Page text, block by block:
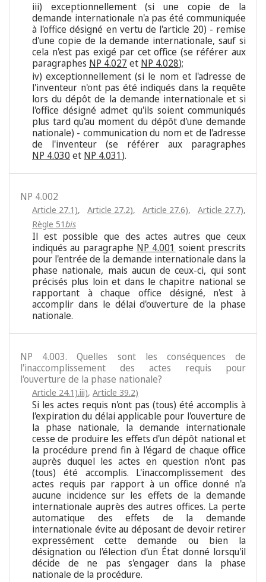
iii) exceptionnellement (si une copie de la
demande internationale n'a pas été communiquée
à l'office désigné en vertu de l'article 20) - remise
d'une copie de la demande internationale, sauf si
cela n'est pas exigé par cet office (se référer aux
paragraphes NP 4.027 et NP 4.028);
iv) exceptionnellement (si le nom et l'adresse de
l'inventeur n'ont pas été indiqués dans la requête
lors du dépôt de la demande internationale et si
l'office désigné admet qu'ils soient communiqués
plus tard qu'au moment du dépôt d'une demande
nationale) - communication du nom et de l'adresse
de l'inventeur (se référer aux paragraphes
NP 4.030 et NP 4.031).
NP 4.002
Article 27.1), Article 27.2), Article 27.6), Article 27.7),
Règle 51bis
Il est possible que des actes autres que ceux
indiqués au paragraphe NP 4.001 soient prescrits
pour l'entrée de la demande internationale dans la
phase nationale, mais aucun de ceux-ci, qui sont
précisés plus loin et dans le chapitre national se
rapportant à chaque office désigné, n'est à
accomplir dans le délai d'ouverture de la phase
nationale.
NP 4.003. Quelles sont les conséquences de
l'inaccomplissement des actes requis pour
l'ouverture de la phase nationale?
Article 24.1).iii), Article 39.2)
Si les actes requis n'ont pas (tous) été accomplis à
l'expiration du délai applicable pour l'ouverture de
la phase nationale, la demande internationale
cesse de produire les effets d'un dépôt national et
la procédure prend fin à l'égard de chaque office
auprès duquel les actes en question n'ont pas
(tous) été accomplis. L'inaccomplissement des
actes requis par rapport à un office donné n'a
aucune incidence sur les effets de la demande
internationale auprès des autres offices. La perte
automatique des effets de la demande
internationale évite au déposant de devoir retirer
expressément cette demande ou bien la
désignation ou l'élection d'un État donné lorsqu'il
décide de ne pas s'engager dans la phase
nationale de la procédure.